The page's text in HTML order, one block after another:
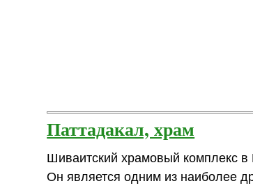
Паттадакал, храм
Шиваитский храмовый комплекс в
Он является одним из наиболее